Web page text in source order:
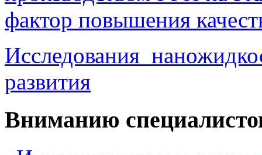
фактор повышения
Исследования
развития
Вниманию